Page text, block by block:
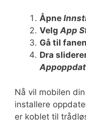
Åpne
VelgApp
Gå til
Dra
Nå vil mobilen
installere
er koblet til